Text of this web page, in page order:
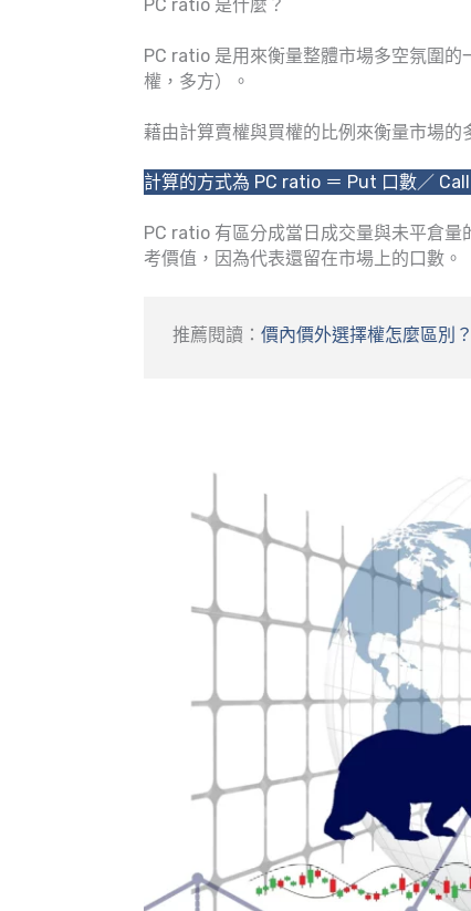
PC ratio 是什麼？
PC ratio 是用來衡量整體市場多空氛圍
權，多方）。
藉由計算賣權與買權的比例來衡量市場的
計算的方式為 PC ratio ＝ Put 口數／ Call
PC ratio 有區分成當日成交量與未平倉
考價值，因為代表還留在市場上的口數。
推薦閱讀： 價內價外選擇權怎麼區別